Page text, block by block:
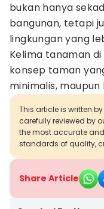
bukan hanya
bangunan, tetapi
lingkungan yang
Kelima tanaman
konsep taman
minimalis, maupun
This article is written
carefully reviewed by
the most accurate
standards of quality,
Share Article